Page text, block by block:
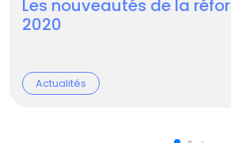
Les nouveautés de la
2020
Actualités